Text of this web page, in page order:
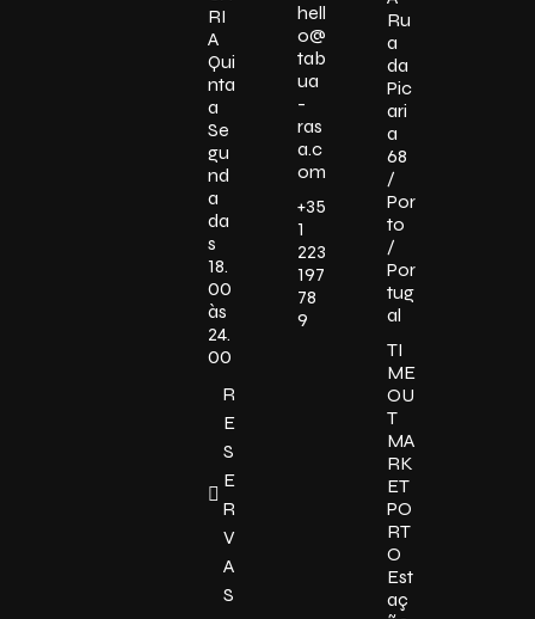
RI
A
Qui
nta
a
Se
gu
nd
a
da
s
18.
00
às
24.
00
R
E
S
E
R
V
A
S
hell
o@
tab
ua
-
ras
a.c
om
+35
1
223
197
78
9
Ru
a
da
Pic
ari
a
68
/
Por
to
/
Por
tug
al
TI
ME
OU
T
MA
RK
ET
PO
RT
O
Est
aç